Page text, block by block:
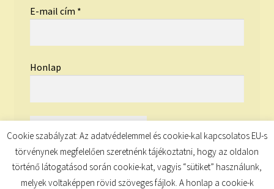
E-mail cím *
Honlap
Cookie szabályzat: Az adatvédelemmel és cookie-kal kapcsolatos EU-s
törvénynek megfelelően szeretnénk tájékoztatni, hogy az oldalon
történő látogatásod során cookie-kat, vagyis “sütiket” használunk,
melyek voltaképpen rövid szöveges fájlok. A honlap a cookie-k